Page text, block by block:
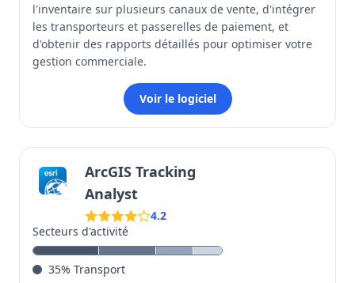
l'inventaire sur plusieurs canaux de vente, d'intégrer
les transporteurs et passerelles de paiement, et
d'obtenir des rapports détaillés pour optimiser votre
gestion commerciale.
Voir le logiciel
ArcGIS Tracking
Analyst
4.2
Secteurs d'activité
35% Transport